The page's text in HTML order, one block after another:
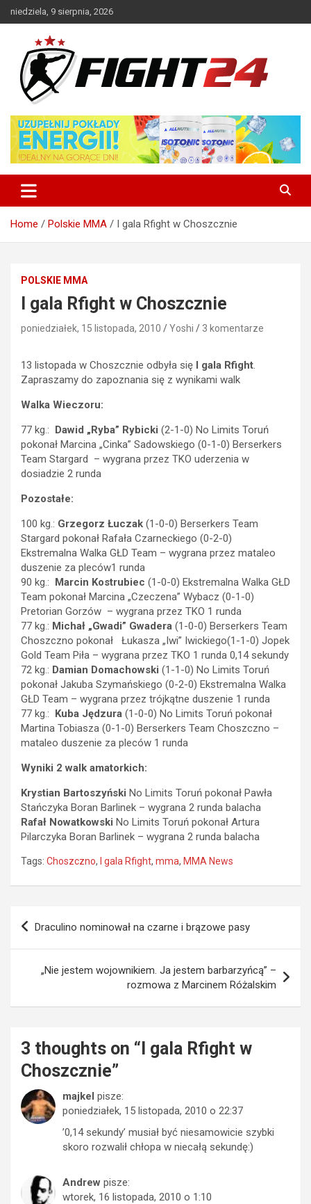
Skip
to
niedziela, 9 sierpnia, 2026
FIGHT24.PL – MMA i K-1, UFC
Home Polskie MMA I gala Rfight w Choszcznie
POLSKIE MMA
I gala Rfight w Choszcznie
poniedziałek, 15 listopada, 2010 Yoshi 3 komentarze
13 listopada w Choszcznie odbyła się I gala Rfight.
Zapraszamy do zapoznania się z wynikami walk
Walka Wieczoru:
77 kg.: Dawid „Ryba” Rybicki (2-1-0) No Limits Toruń
pokonał Marcina „Cinka” Sadowskiego (0-1-0) Berserkers
Team Stargard – wygrana przez TKO uderzenia w
dosiadzie 2 runda
Pozostałe:
100 kg.: Grzegorz Łuczak (1-0-0) Berserkers Team
Stargard pokonał Rafała Czarneckiego (0-2-0)
Ekstremalna Walka GŁD Team – wygrana przez mataleo
duszenie za pleców1 runda
90 kg.: Marcin Kostrubiec (1-0-0) Ekstremalna Walka GŁD
Team pokonał Marcina „Czeczena” Wybacz (0-1-0)
Pretorian Gorzów – wygrana przez TKO 1 runda
77 kg.: Michał „Gwadi” Gwadera (1-0-0) Berserkers Team
Choszczno pokonał Łukasza „Iwi” Iwickiego(1-1-0) Jopek
Gold Team Piła – wygrana przez TKO 1 runda 0,14 sekundy
72 kg.: Damian Domachowski (1-1-0) No Limits Toruń
pokonał Jakuba Szymańskiego (0-2-0) Ekstremalna Walka
GŁD Team – wygrana przez trójkątne duszenie 1 runda
77 kg.: Kuba Jędzura (1-0-0) No Limits Toruń pokonał
Martina Tobiasza (0-1-0) Berserkers Team Choszczno –
mataleo duszenie za pleców 1 runda
Wyniki 2 walk amatorkich:
Krystian Bartoszyński No Limits Toruń pokonał Pawła
Stańczyka Boran Barlinek – wygrana 2 runda balacha
Rafał Nowatkowski No Limits Toruń pokonał Artura
Pilarczyka Boran Barlinek – wygrana 2 runda balacha
Tags: Choszczno, I gala Rfight, mma, MMA News
Nawigacja
Draculino nominował na czarne i brązowe pasy
„Nie jestem wojownikiem. Ja jestem barbarzyńcą” –
rozmowa z Marcinem Różalskim
3 thoughts on “ I gala Rfight w
Choszcznie”
majkel pisze:
poniedziałek, 15 listopada, 2010 o 22:37
’0,14 sekundy’ musiał być niesamowicie szybki
skoro rozwalił chłopa w niecałą sekundę:)
Andrew pisze:
wtorek, 16 listopada, 2010 o 1:10